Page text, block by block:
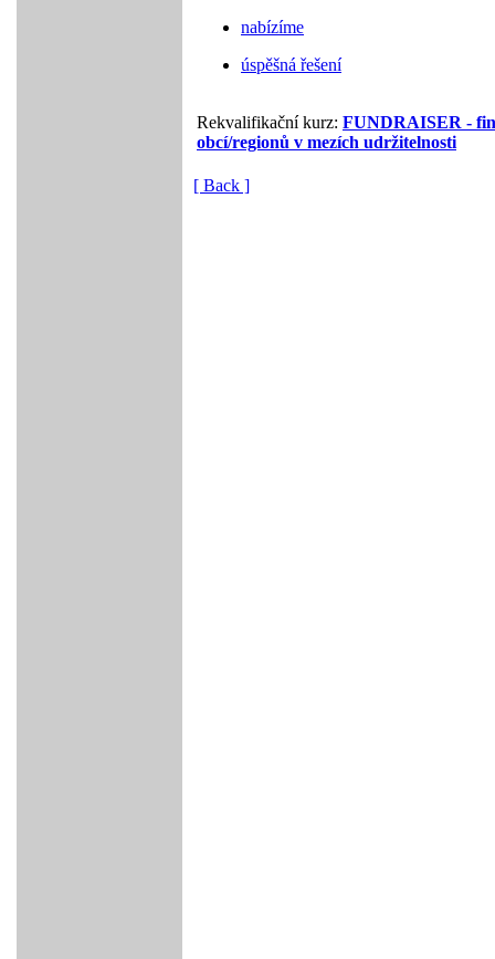
nabízíme
úspěšná řešení
Rekvalifikační kurz: FUNDRAISER -
obcí/regionů v mezích udržitelnosti
[ Back ]